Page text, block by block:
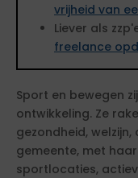
vrijheid van
Liever als
freelance
Sport en bewegen
ontwikkeling. Ze
gezondheid,
gemeente, met
sportlocaties,